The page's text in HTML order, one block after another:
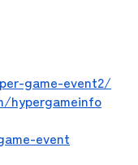
game-event2/
event